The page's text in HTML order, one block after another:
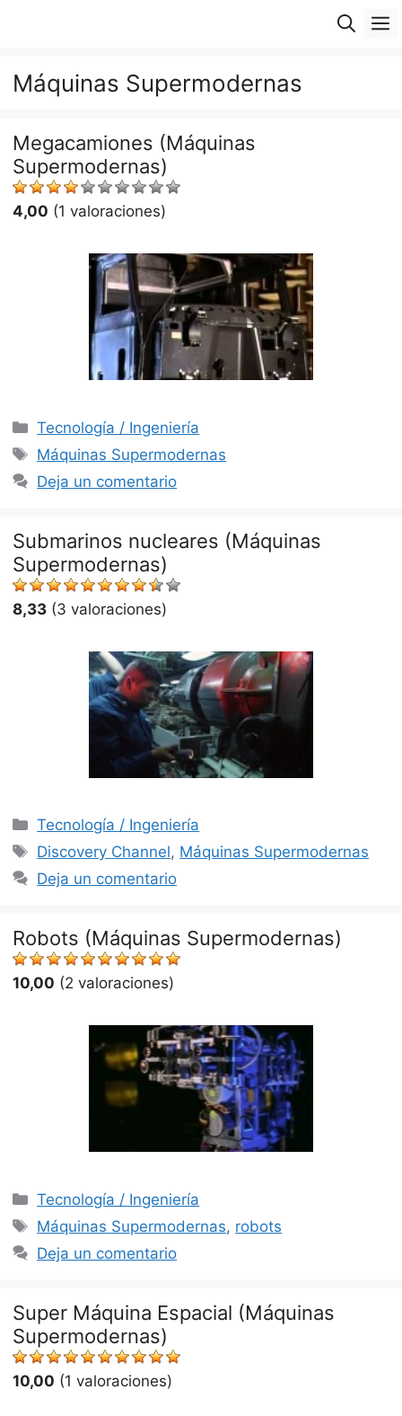
Máquinas Supermodernas
Megacamiones (Máquinas
Supermodernas)
4,00 (1 valoraciones)
Categorías
Tecnología / Ingeniería
Etiquetas
Máquinas Supermodernas
Deja un comentario
Submarinos nucleares (Máquinas
Supermodernas)
8,33 (3 valoraciones)
Categorías
Tecnología / Ingeniería
Etiquetas
Discovery Channel, Máquinas Supermodernas
Deja un comentario
Robots (Máquinas Supermodernas)
10,00 (2 valoraciones)
Categorías
Tecnología / Ingeniería
Etiquetas
Máquinas Supermodernas, robots
Deja un comentario
Super Máquina Espacial (Máquinas
Supermodernas)
10,00 (1 valoraciones)